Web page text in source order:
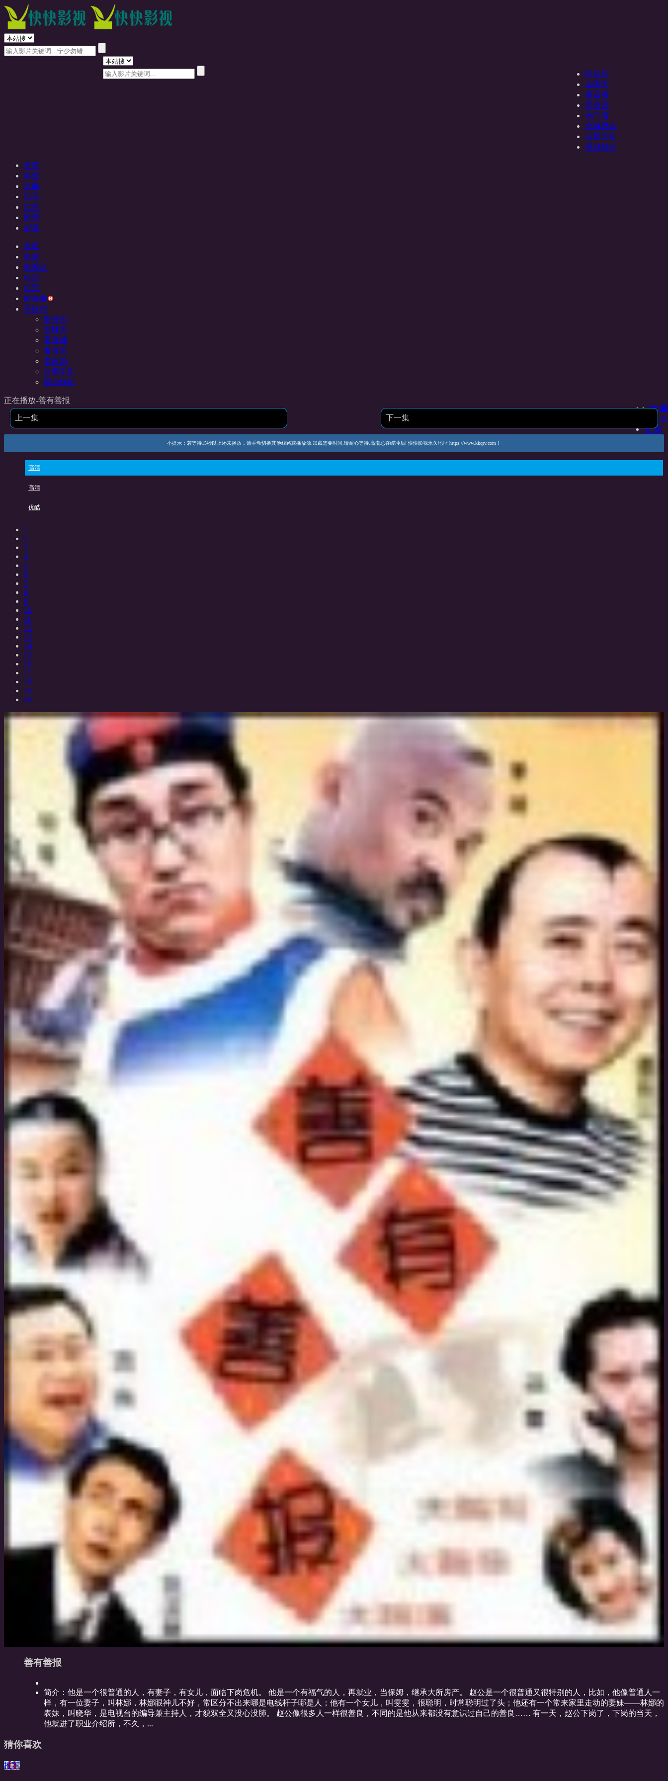
听音乐
去聊天
看直播
看资讯
表白墙
全网搜索
最新采集
视频解析
首页
电影
剧集
动漫
综艺
抢先
记录
首页
电影
电视剧
动漫
综艺
抢先看
导航栏
听音乐
去聊天
看直播
看资讯
表白墙
最新采集
视频解析
上一集
下一集
收 藏
收 藏
正在播放-善有善报
上一集 下一集
小提示：若等待15秒以上还未播放，请手动切换其他线路或播放源.加载需要时间.请耐心等待.高潮总在缓冲后! 快快影视永久地址 https://www.kkqtv.com！
高清
高清
优酷
1
2
3
4
5
6
7
8
9
10
11
12
13
14
15
16
17
18
19
20
善有善报
简介： 他是一个很普通的人，有妻子，有女儿，面临下岗危机。 他是一个有福气的人，再就业，当保姆，继承大所房产。 赵公是一个很普通又很特别的人，比如，他像普通人一
样，有一位妻子，叫林娜，林娜眼神儿不好，常区分不出来哪是电线杆子哪是人；他有一个女儿，叫雯雯，很聪明，时常聪明过了头；他还有一个常来家里走动的妻妹——林娜的
表妹，叫晓华，是电视台的编导兼主持人，才貌双全又没心没肺。 赵公像很多人一样很善良，不同的是他从来都没有意识过自己的善良…… 有一天，赵公下岗了，下岗的当天，
他就进了职业介绍所，不久，...
猜你喜欢
推荐